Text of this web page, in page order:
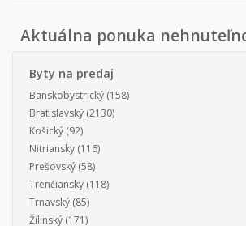
Aktuálna ponuka
Byty na predaj
Banskobystrický (158)
Bratislavský (2130)
Košický (92)
Nitriansky (116)
Prešovský (58)
Trenčiansky (118)
Trnavský (85)
Žilinský (171)